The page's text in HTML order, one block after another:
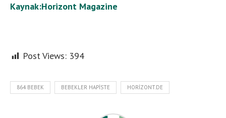
Kaynak:Horizont Magazine
Post Views: 394
864 BEBEK BEBEKLER HAPISTE HORIZONT.DE